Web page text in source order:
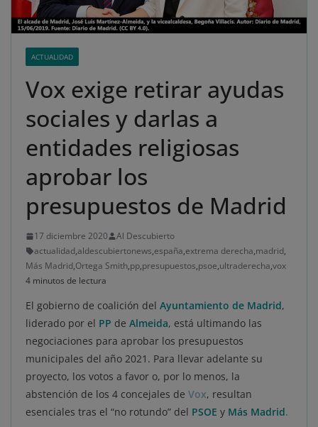
ACTUALIDAD
Vox exige retirar ayudas
sociales y darlas a
entidades religiosas
aprobar los
presupuestos de Madrid
17 diciembre 2020
Al Descubierto
actualidad,aldescubiertonews,españa,extrema derecha,madrid,
Más Madrid,Ortega Smith,pp,presupuestos,psoe,ultraderecha,vox
4 minutos de lectura
El gobierno de coalición del Ayuntamiento de Madrid,
liderado por el PP de Almeida, está ultimando las
negociaciones para aprobar los presupuestos
municipales del año 2021. Para llevar adelante su
proyecto, los votos a favor o, por lo menos, la
abstención de los 4 concejales de Vox, resultan
esenciales tras el “no rotundo” del PSOE y Más Madrid.